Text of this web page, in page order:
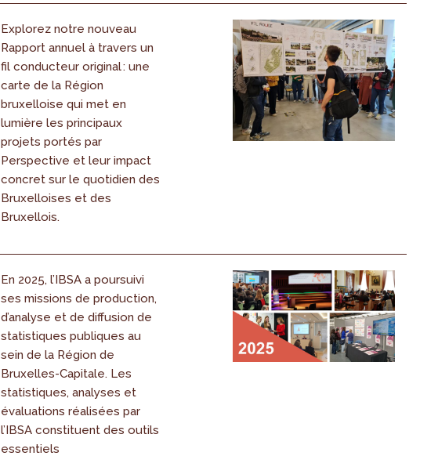
Explorez notre nouveau
Rapport annuel à travers un
fil conducteur original : une
carte de la Région
bruxelloise qui met en
lumière les principaux
projets portés par
Perspective et leur impact
concret sur le quotidien des
Bruxelloises et des
Bruxellois.
En 2025, l’IBSA a poursuivi
ses missions de production,
d’analyse et de diffusion de
statistiques publiques au
sein de la Région de
Bruxelles-Capitale. Les
statistiques, analyses et
évaluations réalisées par
l’IBSA constituent des outils
essentiels